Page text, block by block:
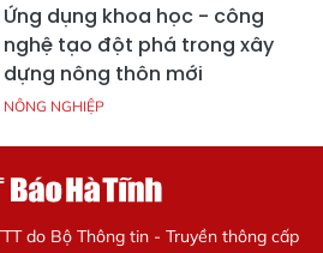
Ứng dụng khoa học - công
nghệ tạo đột phá trong xây
dựng nông thôn mới
NÔNG NGHIỆP
do Bộ Thông tin - Truyền thông cấp